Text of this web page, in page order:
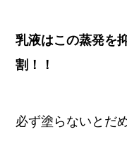
乳液はこの蒸発を
割！！
必ず塗らないとだ